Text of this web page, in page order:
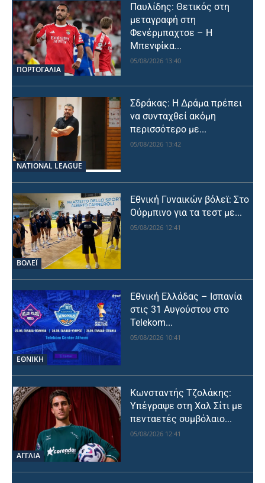
ΠΟΡΤΟΓΑΛΙΑ
Παυλίδης: Θετικός στη
μεταγραφή στη
Φενέρμπαχτσε – Η
Μπενφίκα...
05/08/2026 13:40
NATIONAL LEAGUE
Σδράκας: Η Δράμα πρέπει
να συνταχθεί ακόμη
περισσότερο με...
05/08/2026 13:42
ΒΟΛΕΪ
Εθνική Γυναικών βόλεϊ: Στο
Ούρμπινο για τα τεστ με...
05/08/2026 12:41
ΕΘΝΙΚΉ
Εθνική Ελλάδας – Ισπανία
στις 31 Αυγούστου στο
Telekom...
05/08/2026 10:41
ΑΓΓΛΙΑ
Κωνσταντής Τζολάκης:
Υπέγραψε στη Χαλ Σίτι με
πενταετές συμβόλαιο...
05/08/2026 12:41